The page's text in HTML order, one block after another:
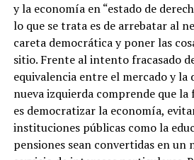
y la economía en “estado de
lo que se trata es de arrebatar al
careta democrática y poner las
sitio. Frente al intento fracasado
equivalencia entre el mercado y la
nueva izquierda comprende que
es democratizar la economía,
instituciones públicas como la
pensiones sean convertidas en un